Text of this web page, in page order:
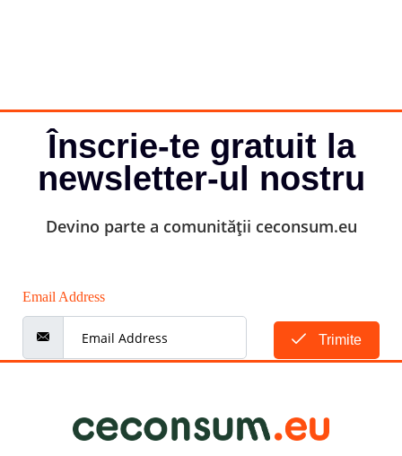
Înscrie-te gratuit la
newsletter-ul nostru
Devino parte a comunității ceconsum.eu
Email Address
Trimite